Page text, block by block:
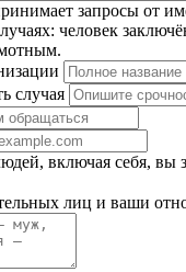
запросы от
человек
случая
включая себя, вы
лиц и ваши